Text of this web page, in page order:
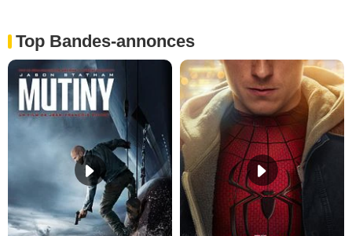
Top Bandes-annonces